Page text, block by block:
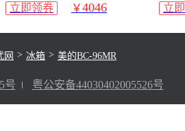
立即领券 ￥4046 立
网 > 冰箱 > 美的BC-96MR
号 粤公安备44030402005526号